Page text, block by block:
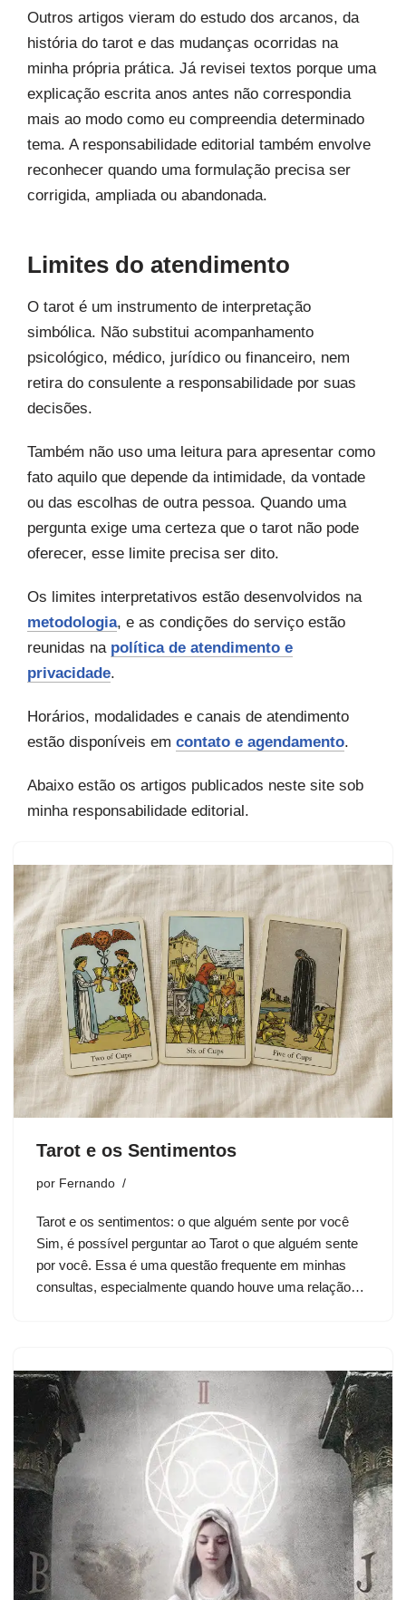
Outros artigos vieram do estudo dos arcanos, da
história do tarot e das mudanças ocorridas na
minha própria prática. Já revisei textos porque uma
explicação escrita anos antes não correspondia
mais ao modo como eu compreendia determinado
tema. A responsabilidade editorial também envolve
reconhecer quando uma formulação precisa ser
corrigida, ampliada ou abandonada.
Limites do atendimento
O tarot é um instrumento de interpretação
simbólica. Não substitui acompanhamento
psicológico, médico, jurídico ou financeiro, nem
retira do consulente a responsabilidade por suas
decisões.
Também não uso uma leitura para apresentar como
fato aquilo que depende da intimidade, da vontade
ou das escolhas de outra pessoa. Quando uma
pergunta exige uma certeza que o tarot não pode
oferecer, esse limite precisa ser dito.
Os limites interpretativos estão desenvolvidos na
metodologia, e as condições do serviço estão
reunidas na política de atendimento e
privacidade.
Horários, modalidades e canais de atendimento
estão disponíveis em contato e agendamento.
Abaixo estão os artigos publicados neste site sob
minha responsabilidade editorial.
Tarot e os Sentimentos
por Fernando
Tarot e os sentimentos: o que alguém sente por você
Sim, é possível perguntar ao Tarot o que alguém sente
por você. Essa é uma questão frequente em minhas
consultas, especialmente quando houve uma relação…